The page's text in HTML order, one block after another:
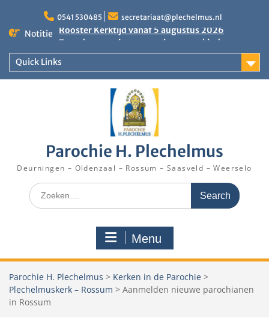
content
0541 530485 secretariaat@plechelmus.nl
Notitie
Zangdag voor jongeren, tieners en kinderen op
Denekamp
Eucharistieviering op de muziekkoepel
Quick Links
Parochie H. Plechelmus
Deurningen – Oldenzaal – Rossum – Saasveld – Weerselo
Search
for:
Menu
Parochie H. Plechelmus > Kerken in de Parochie >
Plechelmuskerk – Rossum > Aanmelden nieuwe parochianen
in Rossum